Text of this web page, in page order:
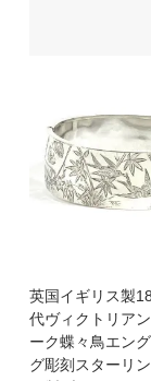
英国イギリス製
代ヴィクトリア
ーク蝶々鳥エン
グ彫刻スターリ